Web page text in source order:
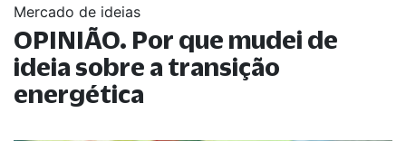
Mercado de ideias
OPINIÃO. Por que mudei de
ideia sobre a transição
energética